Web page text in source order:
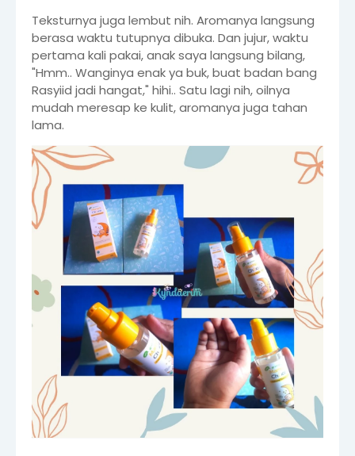
Teksturnya juga lembut nih. Aromanya langsung
berasa waktu tutupnya dibuka. Dan jujur, waktu
pertama kali pakai, anak saya langsung bilang,
"Hmm.. Wanginya enak ya buk, buat badan bang
Rasyiid jadi hangat," hihi.. Satu lagi nih, oilnya
mudah meresap ke kulit, aromanya juga tahan
lama.